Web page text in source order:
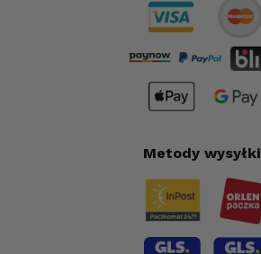
Metody wysyłki